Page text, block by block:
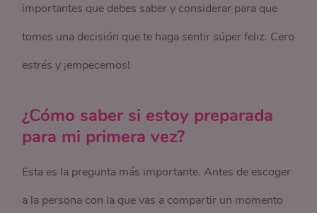
importantes que debes saber y considerar para que
tomes una decisión que te haga sentir súper feliz. Cero
estrés y ¡empecemos!
¿Cómo saber si estoy preparada
para mi primera vez?
Esta es la pregunta más importante. Antes de escoger
a la persona con la que vas a compartir un momento